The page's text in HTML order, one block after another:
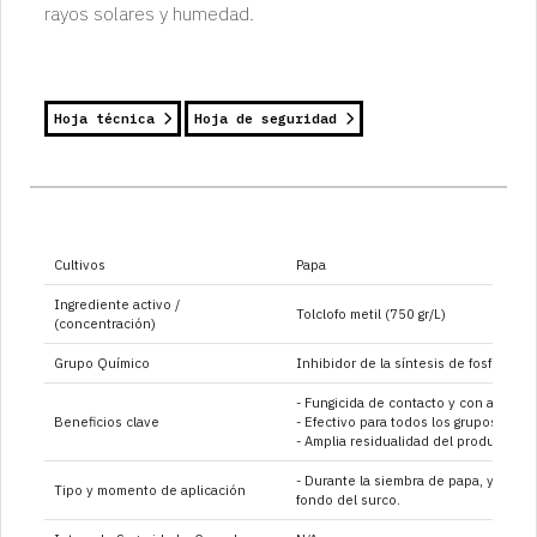
rayos solares y humedad.
Hoja técnica Hoja de seguridad
Cultivos Papa
Ingrediente activo /
(concentración)
Tolclofo metil (750 gr/L)
Grupo Químico Inhibidor de la síntesis de
Beneficios clave
- Fungicida de contacto y con acción
- Efectivo para todos los grupos
- Amplia residualidad del producto
Tipo y momento de aplicación
- Durante la siembra de papa, ya
fondo del surco.